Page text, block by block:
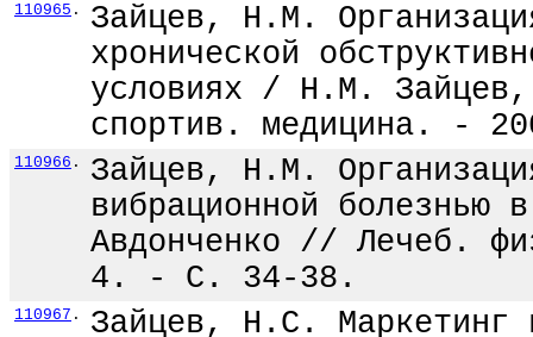
110965 .
Зайцев, Н.М.
хронической
условиях / Н.М.
спортив. медицина. -
110966 .
Зайцев, Н.М.
вибрационной
Авдонченко // Лечеб.
4. - С. 34-38.
110967 .
Зайцев, Н.С. Маркетинг